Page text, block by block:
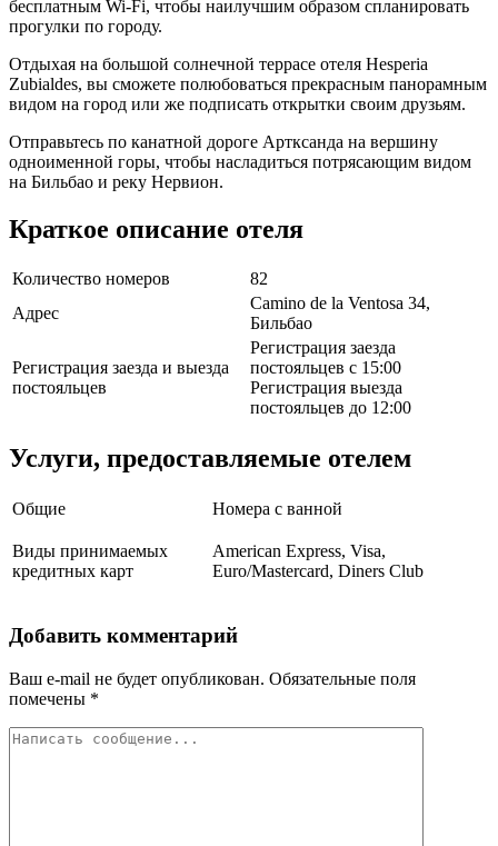
бесплатным Wi-Fi, чтобы наилучшим образом спланировать
прогулки по городу.
Отдыхая на большой солнечной террасе отеля Hesperia
Zubialdes, вы сможете полюбоваться прекрасным панорамным
видом на город или же подписать открытки своим друзьям.
Отправьтесь по канатной дороге Артксанда на вершину
одноименной горы, чтобы насладиться потрясающим видом
на Бильбао и реку Нервион.
Краткое описание отеля
Количество номеров
82
Адрес
Camino de la Ventosa 34,
Бильбао
Регистрация заезда и выезда
постояльцев
Регистрация заезда
постояльцев с 15:00
Регистрация выезда
постояльцев до 12:00
Услуги, предоставляемые отелем
Общие Номера с ванной
Виды принимаемых
кредитных карт
American Express, Visa,
Euro/Mastercard, Diners Club
Добавить комментарий
Ваш e-mail не будет опубликован. Обязательные поля
помечены *